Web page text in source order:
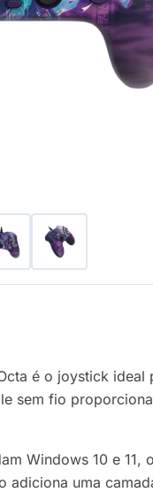
é o joystick
sem fio
Windows 10 e
adiciona uma